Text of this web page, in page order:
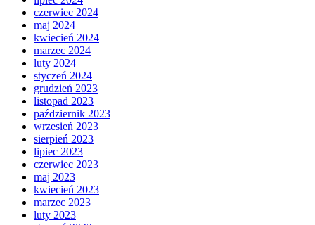
czerwiec 2024
maj 2024
kwiecień 2024
marzec 2024
luty 2024
styczeń 2024
grudzień 2023
listopad 2023
październik 2023
wrzesień 2023
sierpień 2023
lipiec 2023
czerwiec 2023
maj 2023
kwiecień 2023
marzec 2023
luty 2023